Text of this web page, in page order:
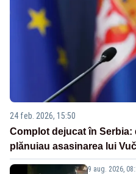
24 feb. 2026, 15:50
Complot dejucat în
plănuiau asasinarea lui
9 aug. 2026,